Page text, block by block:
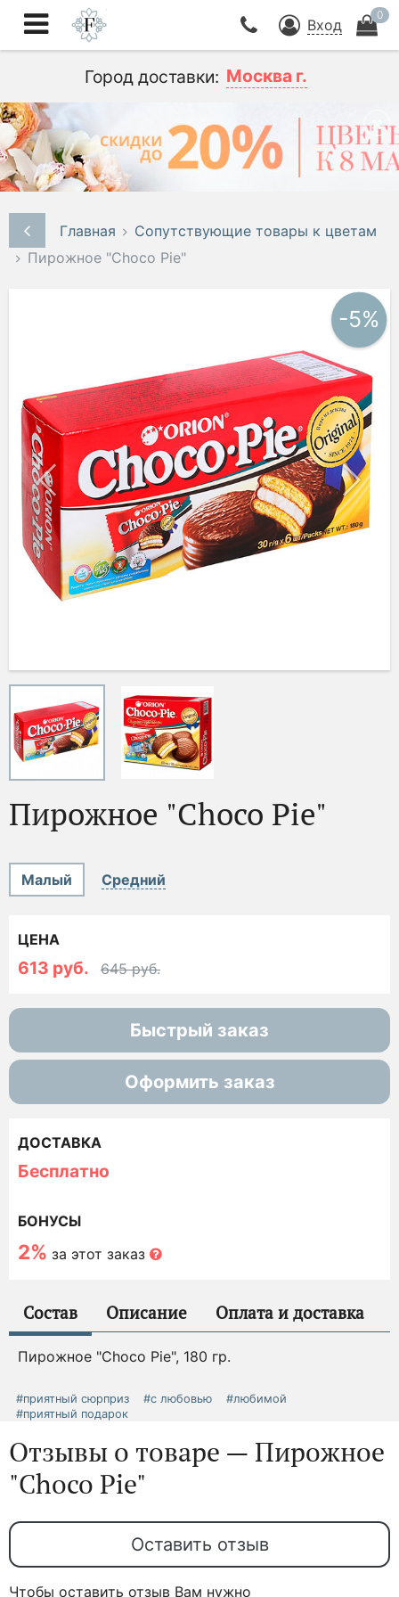
Вход
0
Город доставки: Москва г.
Главная
Сопутствующие товары к цветам
Пирожное "Choco Pie"
-5%
Пирожное "Choco Pie"
Малый Средний
ЦЕНА
613 руб. 645 руб.
Быстрый заказ
Оформить заказ
ДОСТАВКА
Бесплатно
БОНУСЫ
2% за этот заказ
Состав Описание Оплата и доставка
Пирожное "Choco Pie", 180 гр.
#приятный сюрприз #с любовью
#любимой
#приятный подарок
Отзывы о товаре — Пирожное
"Choco Pie"
Оставить отзыв
Чтобы оставить отзыв Вам нужно